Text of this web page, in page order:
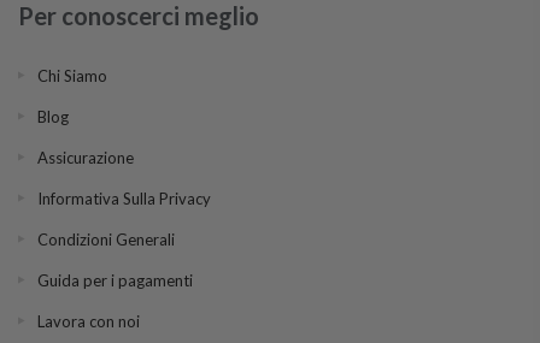
Per conoscerci meglio
Chi Siamo
Blog
Assicurazione
Informativa Sulla Privacy
Condizioni Generali
Guida per i pagamenti
Lavora con noi